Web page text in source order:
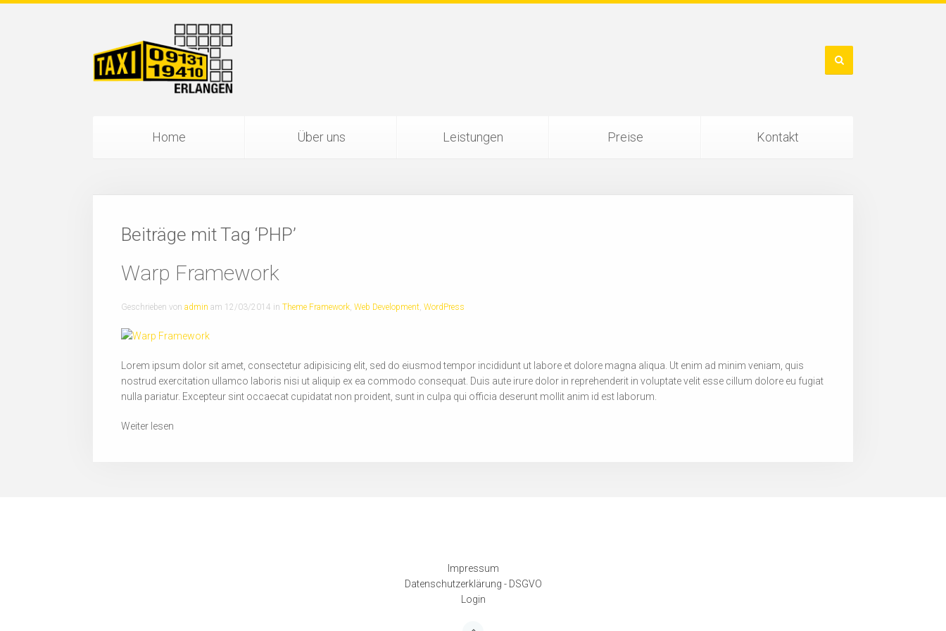
Home Über uns Leistungen Preise Kontakt
Beiträge mit Tag ‘PHP’
Warp Framework
Geschrieben von admin am 12/03/2014 in Theme Framework, Web Development, WordPress
Lorem ipsum dolor sit amet, consectetur adipisicing elit, sed do eiusmod tempor incididunt ut labore et dolore magna aliqua. Ut enim ad minim veniam, quis
nostrud exercitation ullamco laboris nisi ut aliquip ex ea commodo consequat. Duis aute irure dolor in reprehenderit in voluptate velit esse cillum dolore eu fugiat
nulla pariatur. Excepteur sint occaecat cupidatat non proident, sunt in culpa qui officia deserunt mollit anim id est laborum.
Weiter lesen
Impressum
Datenschutzerklärung - DSGVO
Login